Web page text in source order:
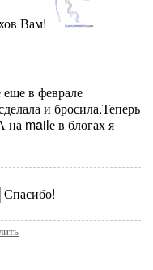
Вам!
еще в феврале
и бросила.Теперь
на mailе в блогах я
Спасибо!